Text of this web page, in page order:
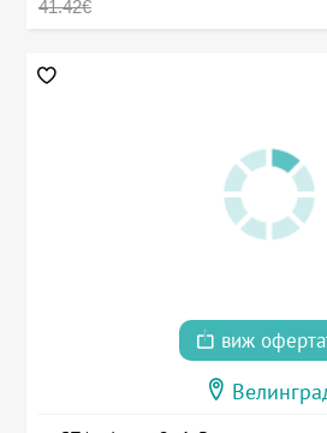
41.42€
виж